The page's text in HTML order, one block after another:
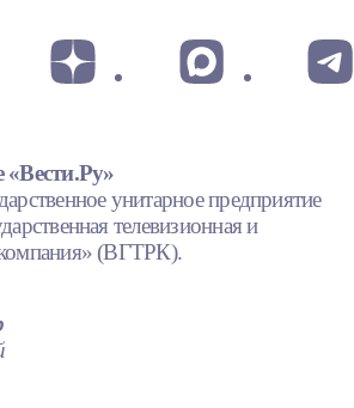
«Вести.Ру»
унитарное предприятие
телевизионная и
(ВГТРК).